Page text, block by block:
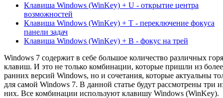
Клавиша Windows (WinKey) + U - открытие центра
возможностей
Клавиша Windows (WinKey) + T - переключение фокуса
панели задач
Клавиша Windows (WinKey) + B - фокус на трей
Windows 7 содержит в себе большое количество различных
клавиш. И это не только комбинации, которые пришли из более
ранних версий Windows, но и сочетания, которые актуальны
для самой Windows 7. В данной статье будут рассмотрены три
них. Все комбинации используют клавишу Windows (WinKey).